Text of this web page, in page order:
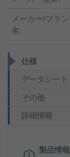
メーカー/ブラ
名:
仕様
データシート
その他
詳細情報
製品情